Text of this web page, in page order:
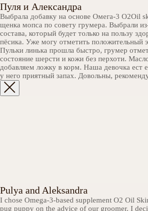
Пуля и Александра
Выбрала добавку на основе Омега-3 O2Oil
щенка мопса по совету грумера. Выбрали
состава, который будет только на пользу
пёсика. Уже могу отметить положительный
Пульки линька прошла быстро, грумер
состояние шерсти и кожи без перхоти.
добавляем ложку в корм. Наша девочка ест
у него приятный запах. Довольны,
Pulya and Aleksandra
I chose Omega-3-based supplement O2 Oil
pug puppy on the advice of our groomer. I